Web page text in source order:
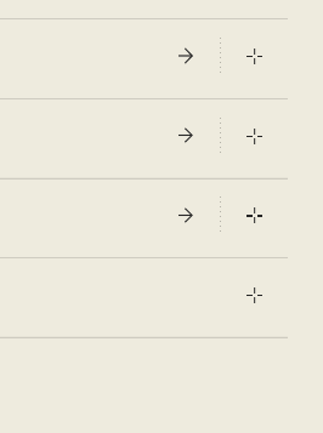
くおしゃれなインテリア
ョンニュース
すように心地いいリンネル旅ガイ